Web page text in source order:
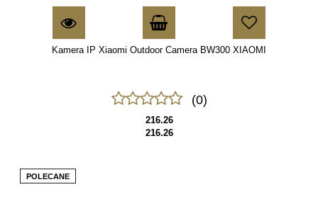
Kamera IP Xiaomi Outdoor Camera BW300 XIAOMI
(0)
216.26
216.26
POLECANE